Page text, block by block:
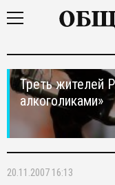
Треть жителей
алкоголиками»
20.11.2007 16:13